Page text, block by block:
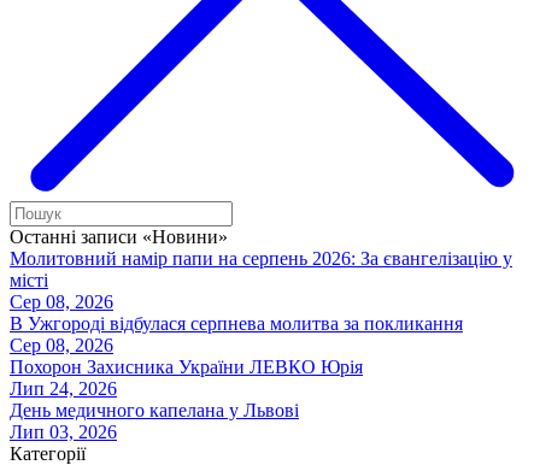
Останні записи «Новини»
Молитовний намір папи на серпень 2026: За євангелізацію у
місті
Сер 08, 2026
В Ужгороді відбулася серпнева молитва за покликання
Сер 08, 2026
Похорон Захисника України ЛЕВКО Юрія
Лип 24, 2026
День медичного капелана у Львові
Лип 03, 2026
Категорії